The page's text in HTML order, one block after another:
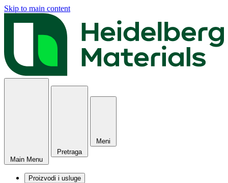
Skip to main content
Main Menu
Pretraga
Meni
Proizvodi i usluge